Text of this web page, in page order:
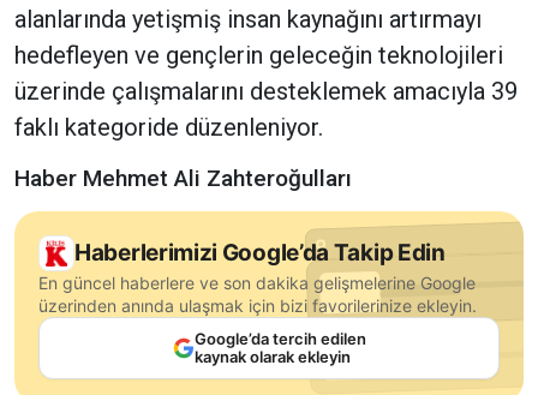
alanlarında yetişmiş insan kaynağını artırmayı
hedefleyen ve gençlerin geleceğin teknolojileri
üzerinde çalışmalarını desteklemek amacıyla 39
faklı kategoride düzenleniyor.
Haber Mehmet Ali Zahteroğulları
Haberlerimizi Google’da Takip Edin
En güncel haberlere ve son dakika gelişmelerine Google
üzerinden anında ulaşmak için bizi favorilerinize ekleyin.
Google’da tercih edilen
kaynak olarak ekleyin